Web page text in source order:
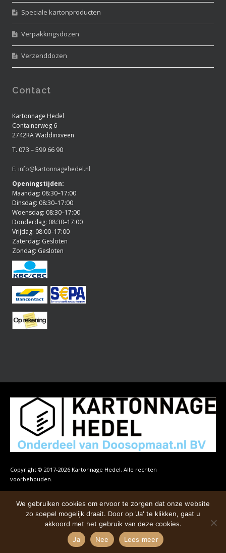
Speciale kartonproducten
Verpakkingsdozen
Verzenddozen
Contact
Kartonnage Hedel
Containerweg 6
2742RA Waddinxveen
T. 073 – 599 66 90
E. info@kartonnagehedel.nl
Openingstijden:
Maandag: 08:30–17:00
Dinsdag: 08:30–17:00
Woensdag: 08:30–17:00
Donderdag: 08:30–17:00
Vrijdag: 08:00–17:00
Zaterdag: Gesloten
Zondag: Gesloten
Copyright © 2017-2026 Kartonnage Hedel, Alle rechten
voorbehouden.
Selecteer minstens 2 producten
om te vergelijken
Vergelijking bekijken
We gebruiken cookies om ervoor te zorgen dat onze website
zo soepel mogelijk draait. Door op 'Ja' te klikken, gaat u
akkoord met het gebruik van deze cookies.
Ja
Nee Lees meer